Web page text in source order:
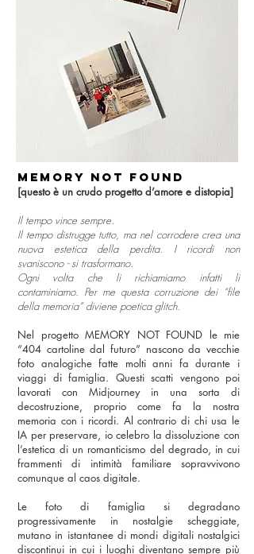
MEMORY NOT FOUND
[questo è un crudo progetto d’amore e distopia]
Il tempo vince sempre.
Il tempo distrugge tutto, ma nel corrodere crea una
nuova estetica della perdita. I ricordi non
svaniscono - si trasformano.
Ogni volta che li richiamiamo infatti li
contaminiamo. Per me questa corruzione dei “file
della memoria” diviene poetica glitch.
Nel progetto MEMORY NOT FOUND le mie
“404 cartoline dal futuro” nascono da vecchie
foto analogiche fatte molti anni fa durante i
viaggi di famiglia. Questi scatti vengono poi
lavorati con Midjourney in una sorta di
decostruzione, proprio come fa la nostra
memoria con i ricordi. Al contrario di chi usa le
IA per preservare, io celebro la dissoluzione con
l’estetica di un romanticismo del degrado, in cui
frammenti di intimità familiare sopravvivono
comunque al caos digitale.
Le foto di famiglia si degradano
progressivamente in nostalgie scheggiate,
mutano in istantanee di mondi digitali nostalgici
discontinui in cui i luoghi diventano sempre più